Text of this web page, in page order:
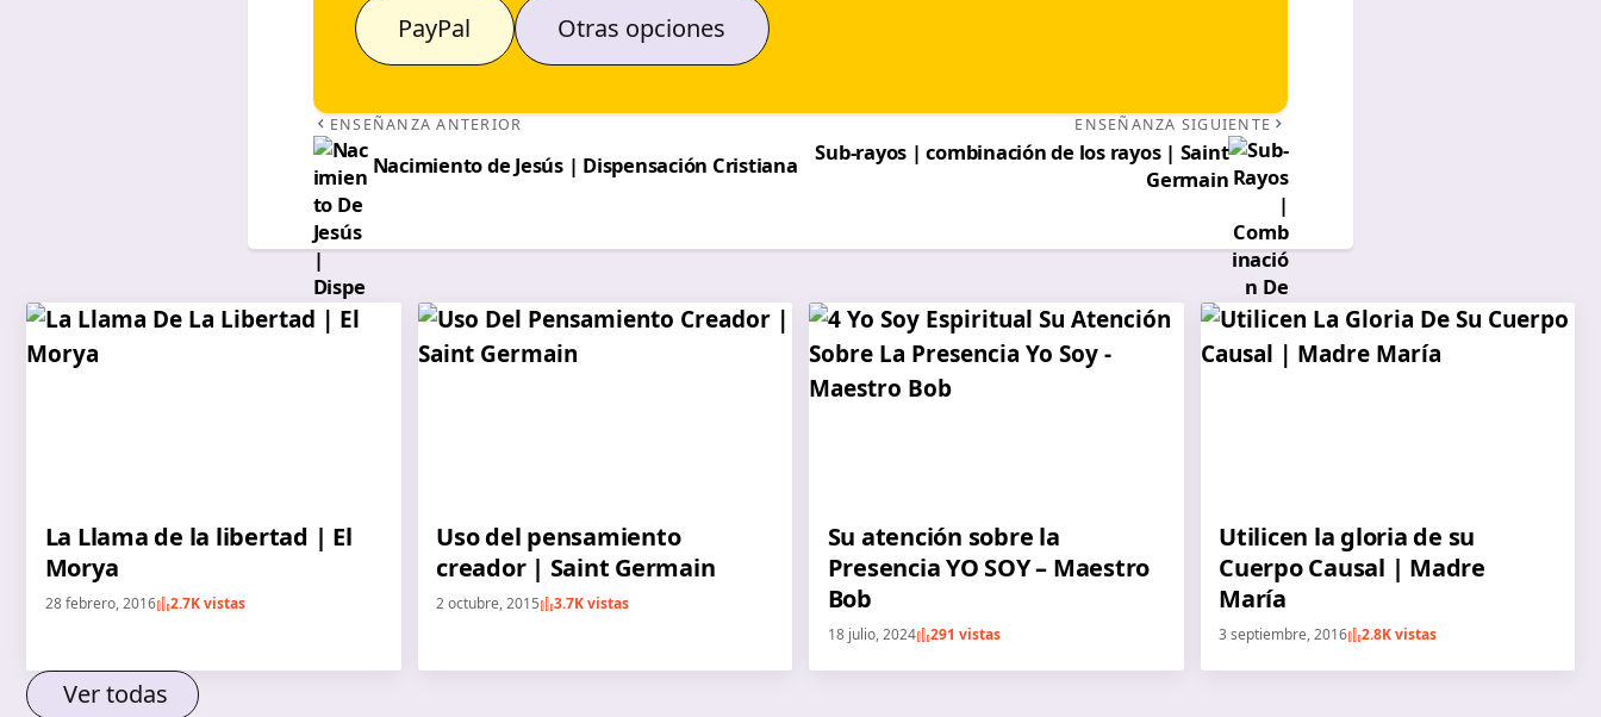
PayPal Otras opciones
ENSEÑANZA ANTERIOR
Nacimiento de Jesús | Dispensación Cristiana
ENSEÑANZA SIGUIENTE
Sub-rayos | combinación de los rayos | Saint
Germain
La Llama de la libertad | El
Morya
28 febrero, 2016 2.7K vistas
Uso del pensamiento
creador | Saint Germain
2 octubre, 2015 3.7K vistas
Su atención sobre la
Presencia YO SOY – Maestro
Bob
18 julio, 2024 291 vistas
Utilicen la gloria de su
Cuerpo Causal | Madre
María
3 septiembre, 2016 2.8K vistas
Ver todas